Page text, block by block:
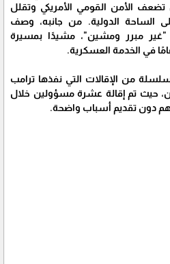
تضعف الأمن القومي الأمريكي وتقلل
الساحة الدولية. من جانبه، وصف
"غير مبرر ومشين"، مشيدًا بمسيرة
من الإقالات التي نفذها ترامب
حيث تم إقالة عشرة مسؤولين خلال
دون تقديم أسباب واضحة.